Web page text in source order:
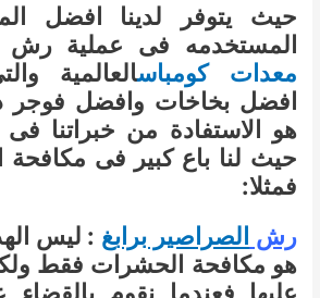
حيث يتوفر لدينا افضل
المستخدمه فى عملية رش
معدات كومباسالعالمية
افضل بخاخات وافضل فوجر
هو الاستفادة من خبراتنا
حيث لنا باع كبير فى مكافحة
فمثلا:
رش الصراصير برابغ : ليس
هو مكافحة الحشرات فقط
عليها فعندما نقوم بالقضاء